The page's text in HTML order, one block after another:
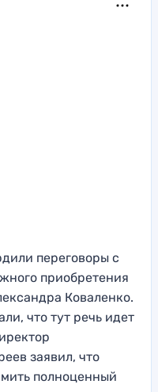
переговоры с
приобретения
Коваленко.
что тут речь идет
заявил, что
полноценный